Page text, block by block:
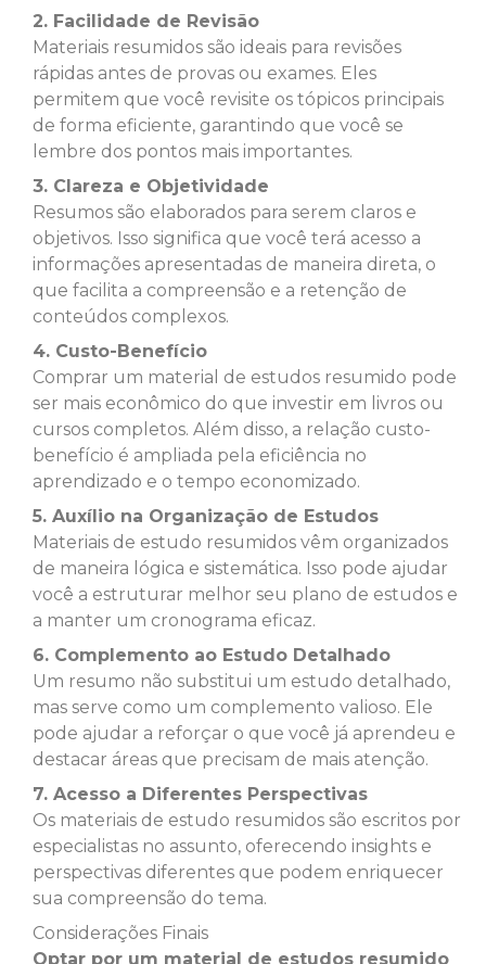
2. Facilidade de Revisão
Materiais resumidos são ideais para revisões
rápidas antes de provas ou exames. Eles
permitem que você revisite os tópicos principais
de forma eficiente, garantindo que você se
lembre dos pontos mais importantes.
3. Clareza e Objetividade
Resumos são elaborados para serem claros e
objetivos. Isso significa que você terá acesso a
informações apresentadas de maneira direta, o
que facilita a compreensão e a retenção de
conteúdos complexos.
4. Custo-Benefício
Comprar um material de estudos resumido pode
ser mais econômico do que investir em livros ou
cursos completos. Além disso, a relação custo-
benefício é ampliada pela eficiência no
aprendizado e o tempo economizado.
5. Auxílio na Organização de Estudos
Materiais de estudo resumidos vêm organizados
de maneira lógica e sistemática. Isso pode ajudar
você a estruturar melhor seu plano de estudos e
a manter um cronograma eficaz.
6. Complemento ao Estudo Detalhado
Um resumo não substitui um estudo detalhado,
mas serve como um complemento valioso. Ele
pode ajudar a reforçar o que você já aprendeu e
destacar áreas que precisam de mais atenção.
7. Acesso a Diferentes Perspectivas
Os materiais de estudo resumidos são escritos por
especialistas no assunto, oferecendo insights e
perspectivas diferentes que podem enriquecer
sua compreensão do tema.
Considerações Finais
Optar por um material de estudos resumido